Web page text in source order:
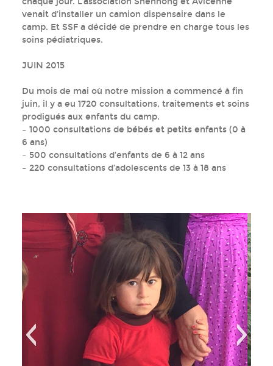
venait d’installer un camion dispensaire dans le
camp. Et SSF a décidé de prendre en charge tous les
soins pédiatriques.
JUIN 2015
Du mois de mai où notre mission a commencé à fin
juin, il y a eu 1720 consultations, traitements et soins
prodigués aux enfants du camp.
– 1000 consultations de bébés et petits enfants (0 à
6 ans)
– 500 consultations d’enfants de 6 à 12 ans
– 220 consultations d’adolescents de 13 à 18 ans